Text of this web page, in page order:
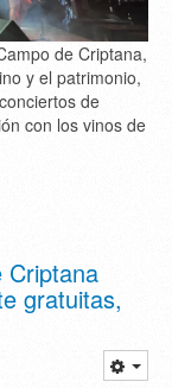
de Criptana,
y el patrimonio,
de
con los vinos de
Criptana
gratuitas,